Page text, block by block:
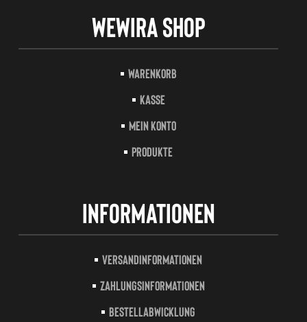
Wewira Shop
Warenkorb
Kasse
Mein Konto
Produkte
Informationen
Versandinformationen
Zahlungsinformationen
Bestellabwicklung